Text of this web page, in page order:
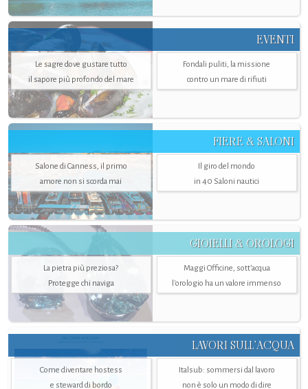
EVENTI
Le sagre dove gustare tutto
il sapore più profondo del mare
Fondali puliti, la missione
contro un mare di rifiuti
FIERE & SALONI
Salone di Canness, il primo
amore non si scorda mai
Il giro del mondo
in 40 Saloni nautici
GIOIELLI & OROLOGI
La pietra più preziosa?
Protegge chi naviga
Maggi Officine, sott’acqua
l'orologio ha un valore immenso
LAVORI SULL’ACQUA
Come diventare hostess
e steward di bordo
Italsub: sommersi dal lavoro
non è solo un modo di dire